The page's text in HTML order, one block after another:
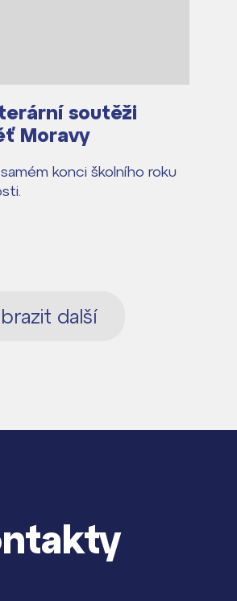
soutěži
Moravy
konci školního roku
další